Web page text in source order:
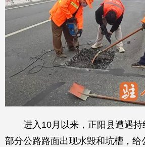
进入10月以来，正阳县遭遇
部分公路路面出现水毁和坑槽，给